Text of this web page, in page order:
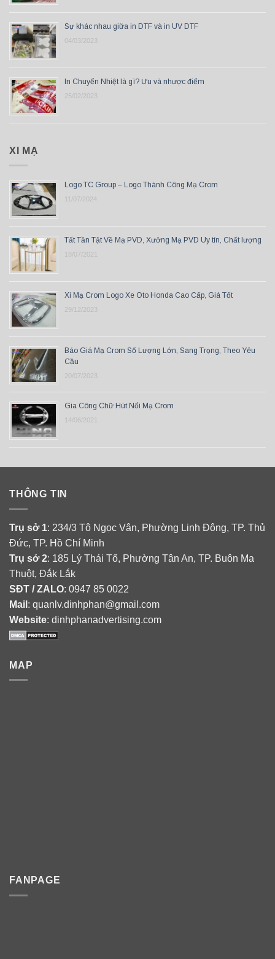
Sự khác nhau giữa in DTF và in UV DTF
04/03/2023
In Chuyển Nhiệt là gì? Ưu và nhược điểm
25/02/2023
XI MẠ
Logo TC Group – Logo Thành Công Mạ Crom
11/07/2024
Tất Tần Tật Về Mạ PVD, Xưởng Mạ PVD Uy tín, Chất lượng
18/07/2021
Xi Mạ Crom Logo Xe Oto Honda Cao Cấp, Giá Tốt
29/12/2023
Báo Giá Mạ Crom Số Lượng Lớn, Sang Trọng, Theo Yêu
Cầu
20/07/2023
Gia Công Chữ Hút Nổi Mạ Crom
14/06/2021
THÔNG TIN
Trụ sở 1: 234/3 Tô Ngọc Vân, Phường Linh Đông, TP. Thủ
Đức, TP. Hồ Chí Minh
Trụ sở 2: 185 Lý Thái Tổ, Phường Tân An, TP. Buôn Ma
Thuột, Đắk Lắk
SĐT / ZALO: 0947 85 0022
Mail : quanlv.dinhphan@gmail.com
Website: dinhphanadvertising.com
MAP
FANPAGE